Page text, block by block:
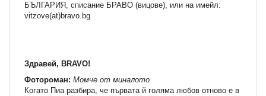
БЪЛГАРИЯ, списание БРАВО (вицове), или на имейл:
vitzove(at)bravo.bg
Здравей, BRAVO!
Фотороман: Момче от миналото
Когато Пиа разбира, че първата й голяма любов отново е в